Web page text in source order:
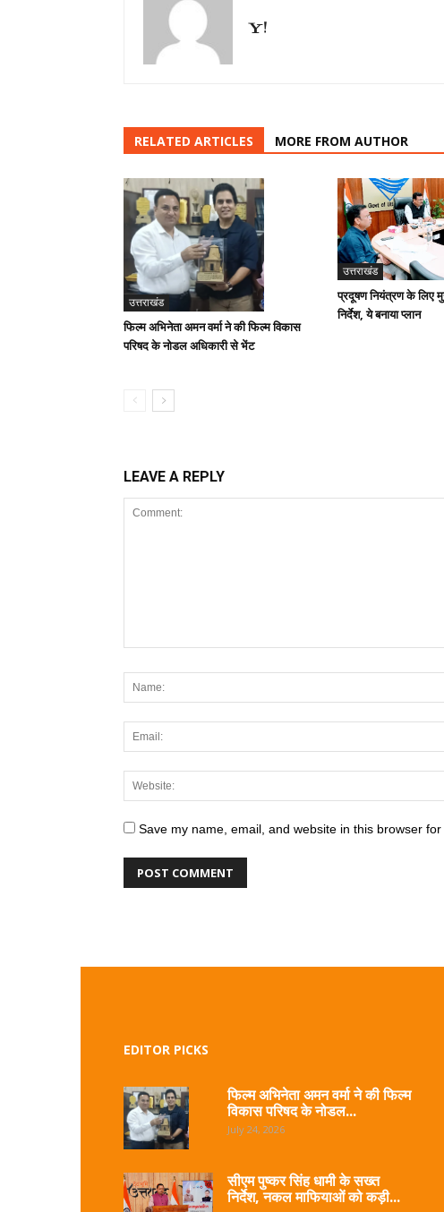
RELATED ARTICLES MORE FROM AUTHOR
उत्तराखंड
फिल्म अभिनेता अमन वर्मा ने की फिल्म विकास
परिषद के नोडल अधिकारी से भेंट
उत्तराखंड
प्रदूषण नियंत्रण के लिए
निर्देश, ये बनाया प्लान
LEAVE A REPLY
Save my name, email, and website in this browser
EDITOR PICKS
फिल्म अभिनेता अमन वर्मा ने की फिल्म
विकास परिषद के नोडल...
July 24, 2026
सीएम पुष्कर सिंह धामी के सख्त
निर्देश, नकल माफियाओं को कड़ी...